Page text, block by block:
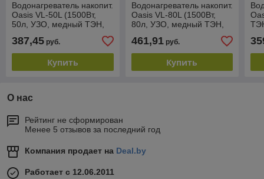
Водонагреватель накопит.
Oasis VL-50L (1500Вт,
50л, УЗО, медный ТЭН,
до 48ч, предохр. клапан,
эмаль)
387,45 руб.
Купить
Водонагреватель накопит.
Oasis VL-80L (1500Вт,
80л, УЗО, медный ТЭН,
до 48ч, предохр. клапан,
эмаль)
461,91руб.
Купить
О нас
Рейтинг не сформирован
Менее 5 отзывов за последний год
Компания продает на Deal.by
Работает с 12.06.2011